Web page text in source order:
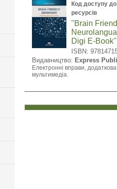
Код доступу
ресурсів
"Brain
Digi E-Book"
ISBN:
Видавництво: Express
Електронні вправи,
мультимедіа.